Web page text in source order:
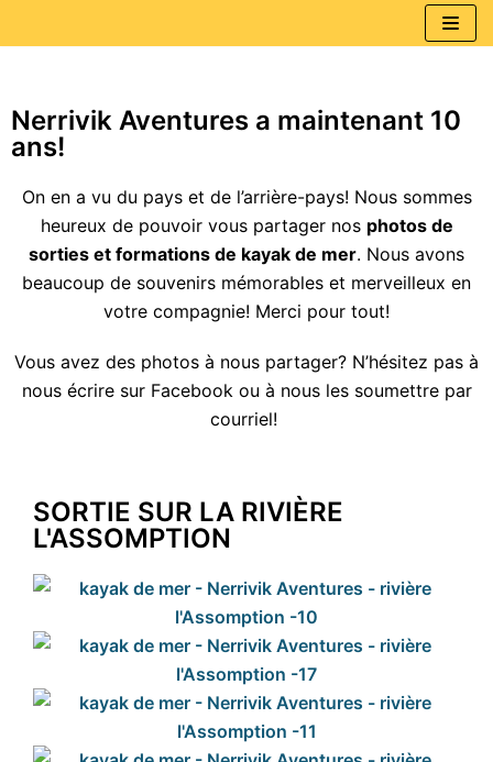
Infos pour les participants
Nerrivik Aventures a maintenant 10
ans!
On en a vu du pays et de l’arrière-pays! Nous sommes
heureux de pouvoir vous partager nos photos de
sorties et formations de kayak de mer. Nous avons
beaucoup de souvenirs mémorables et merveilleux en
votre compagnie! Merci pour tout!
Vous avez des photos à nous partager? N’hésitez pas à
nous écrire sur Facebook ou à nous les soumettre par
courriel!
SORTIE SUR LA RIVIÈRE
L'ASSOMPTION